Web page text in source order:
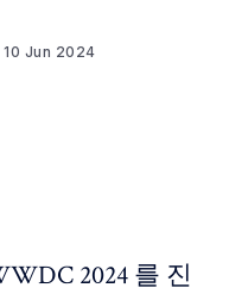
10 Jun 2024
2024 를 진